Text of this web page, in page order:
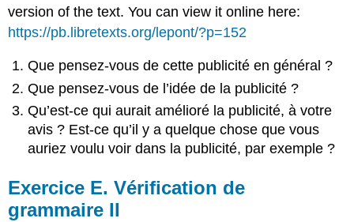
version of the text. You can view it online here:
https://pb.libretexts.org/lepont/?p=152
Que pensez-vous de cette publicité en général ?
Que pensez-vous de l’idée de la publicité ?
Qu’est-ce qui aurait amélioré la publicité, à votre
avis ? Est-ce qu’il y a quelque chose que vous
auriez voulu voir dans la publicité, par exemple ?
Exercice E. Vérification de
grammaire II